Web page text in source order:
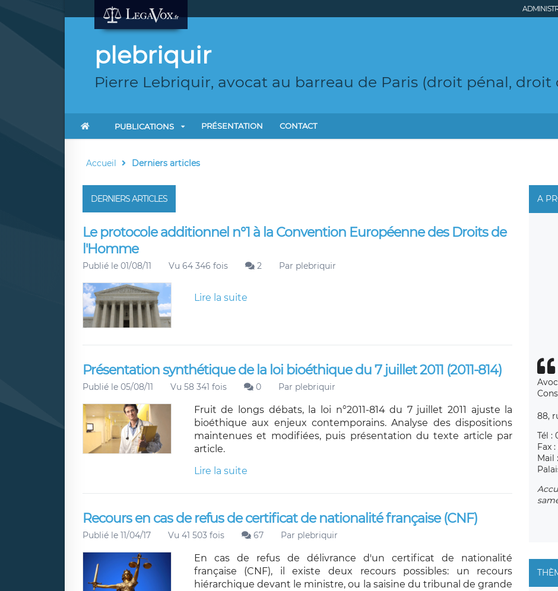
plebriquir
Pierre Lebriquir, avocat au barreau de Paris (droit pénal, droit
PUBLICATIONS PRÉSENTATION CONTACT
Accueil Derniers articles
DERNIERS ARTICLES
Le protocole additionnel n°1 à la Convention Européenne des Droits de
l'Homme
Publié le 01/08/11 Vu 64 346 fois 2 Par plebriquir
Lire la suite
Présentation synthétique de la loi bioéthique du 7 juillet 2011 (2011-814)
Publié le 05/08/11 Vu 58 341 fois 0 Par plebriquir
Fruit de longs débats, la loi n°2011-814 du 7 juillet 2011 ajuste la
bioéthique aux enjeux contemporains. Analyse des dispositions
maintenues et modifiées, puis présentation du texte article par
article.
Lire la suite
Recours en cas de refus de certificat de nationalité française (CNF)
Publié le 11/04/17 Vu 41 503 fois 67 Par plebriquir
En cas de refus de délivrance d'un certificat de nationalité
française (CNF), il existe deux recours possibles: un recours
hiérarchique devant le ministre, ou la saisine du tribunal de grande
A
88,
Tél :
Fax :
Mail